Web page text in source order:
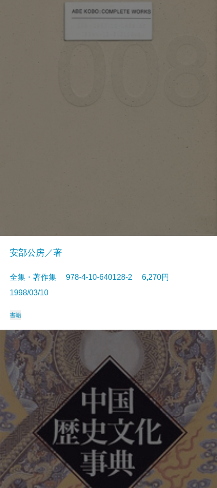
安部公房／著
全集・著作集 978-4-10-640128-2 6,270円
1998/03/10
書籍